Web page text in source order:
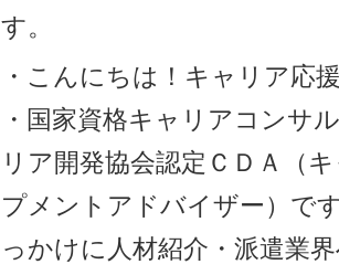
す。
・こんにちは！キャリア応
・国家資格キャリアコンサ
リア開発協会認定ＣＤＡ（
プメントアドバイザー）で
っかけに人材紹介・派遣業